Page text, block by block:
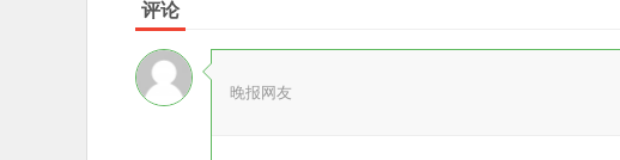
评论
晚报网友